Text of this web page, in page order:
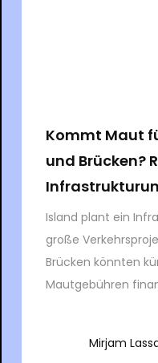
Kommt Maut
und Brücken?
Island plant ein
große
Brücken könnten
Mautgebühren
Mirjam